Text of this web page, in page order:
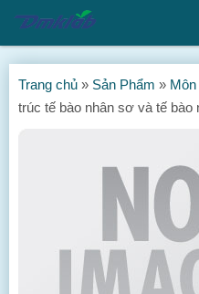
Trang chủ » Sản Phẩm »
trúc tế bào nhân sơ và tế bào